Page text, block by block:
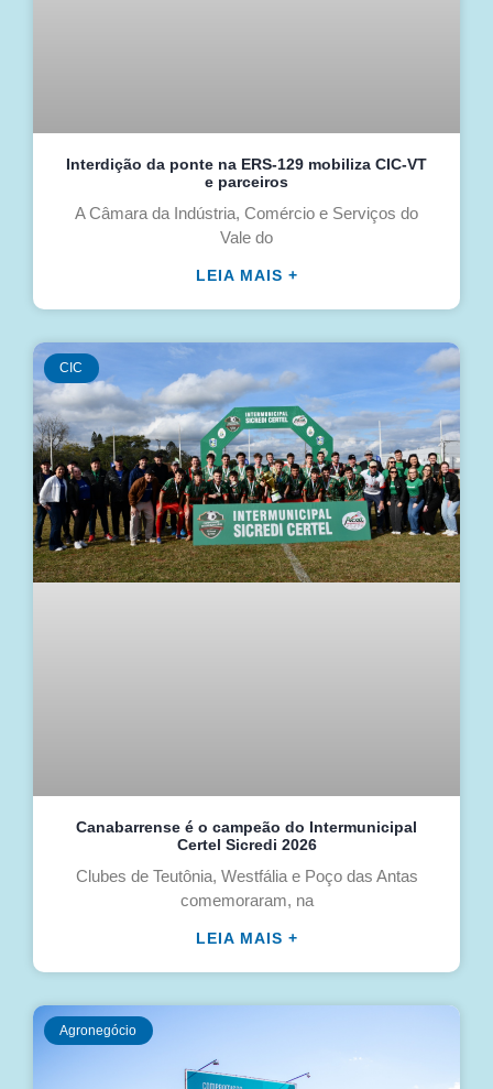
Interdição da ponte na ERS-129 mobiliza CIC-VT
e parceiros
A Câmara da Indústria, Comércio e Serviços do
Vale do
LEIA MAIS +
CIC
Canabarrense é o campeão do Intermunicipal
Certel Sicredi 2026
Clubes de Teutônia, Westfália e Poço das Antas
comemoraram, na
LEIA MAIS +
Agronegócio